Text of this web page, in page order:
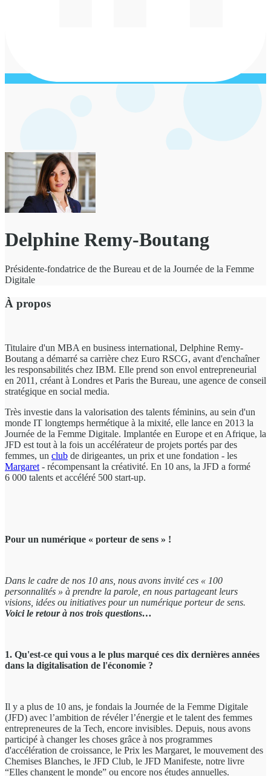
Delphine Remy-Boutang
Présidente-fondatrice de the Bureau et de la Journée de la Femme
Digitale
À propos
Titulaire d'un MBA en business international, Delphine Remy-
Boutang a démarré sa carrière chez Euro RSCG, avant d'enchaîner
les responsabilités chez IBM. Elle prend son envol entrepreneurial
en 2011, créant à Londres et Paris the Bureau, une agence de conseil
stratégique en social media.
Très investie dans la valorisation des talents féminins, au sein d'un
monde IT longtemps hermétique à la mixité, elle lance en 2013 la
Journée de la Femme Digitale. Implantée en Europe et en Afrique, la
JFD est tout à la fois un accélérateur de projets portés par des
femmes, un club de dirigeantes, un prix et une fondation - les
Margaret - récompensant la créativité. En 10 ans, la JFD a formé
6 000 talents et accéléré 500 start-up.
Pour un numérique « porteur de sens » !
Dans le cadre de nos 10 ans , nous avons invité ces « 100
personnalités » à prendre la parole, en nous partageant leurs
visions, idées ou initiatives pour un numérique porteur de sens.
Voici le retour à nos trois questions…
1. Qu'est-ce qui vous a le plus marqué ces dix dernières années
dans la digitalisation de l'économie ?
Il y a plus de 10 ans, je fondais la Journée de la Femme Digitale
(JFD) avec l’ambition de révéler l’énergie et le talent des femmes
entrepreneures de la Tech, encore invisibles. Depuis, nous avons
participé à changer les choses grâce à nos programmes
d'accélération de croissance, le Prix les Margaret, le mouvement des
Chemises Blanches, le JFD Club, le JFD Manifeste, notre livre
“Elles changent le monde” ou encore nos études annuelles.